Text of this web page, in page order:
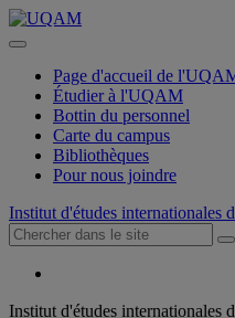
Page d'accueil de
Étudier à l'UQAM
Bottin du personnel
Carte du campus
Bibliothèques
Pour nous joindre
Institut d'études
Institut d'études